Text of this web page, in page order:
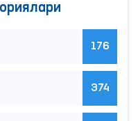
176
374